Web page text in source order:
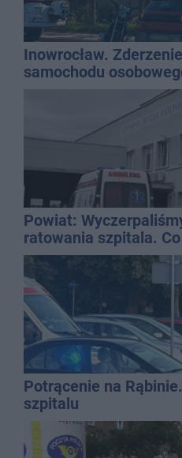
Inowrocław.
samochodu
Powiat:
ratowania szpitala.
Potrącenie na
szpitalu